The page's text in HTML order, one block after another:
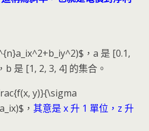
，a 是 [0.1,
b 是 [1, 2, 3, 4] 的集合。
y)}{\sigma
， 其意是 x 升 1 單位，z 升